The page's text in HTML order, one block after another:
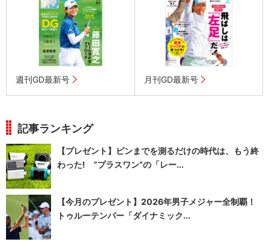
週刊GD最新号 月刊GD最新号
記事ランキング
【プレゼント】ピンまでを測るだけの時代は、もう終
わった! “プラスワン”の「レー...
【今月のプレゼント】2026年男子メジャー全制覇！
トゥルーテンパー「ダイナミック...